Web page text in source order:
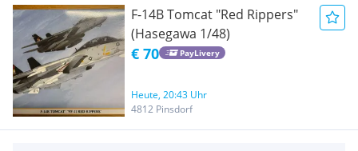
F-14B Tomcat "Red Rippers"
(Hasegawa 1/48)
€ 70 PayLivery
Heute, 20:43 Uhr
4812 Pinsdorf